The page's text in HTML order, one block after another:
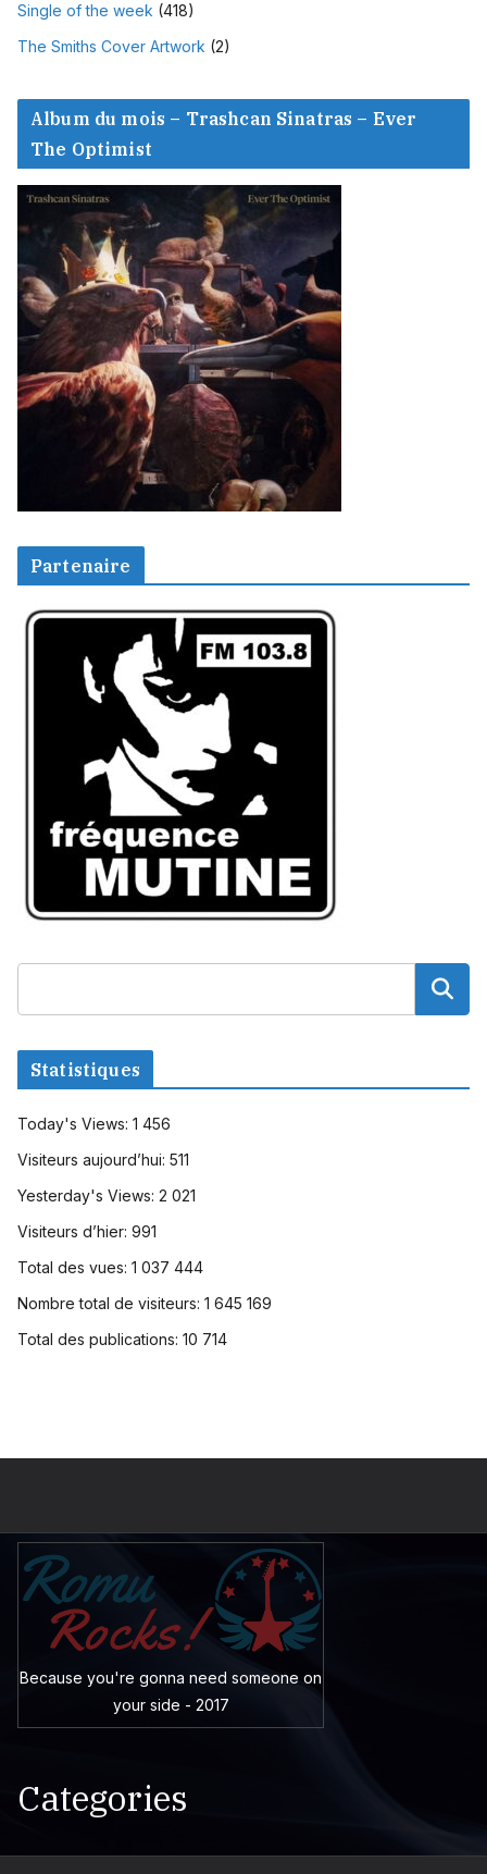
Single of the week (418)
The Smiths Cover Artwork (2)
Album du mois – Trashcan Sinatras – Ever
The Optimist
Partenaire
Statistiques
Today's Views: 1 456
Visiteurs aujourd’hui: 511
Yesterday's Views: 2 021
Visiteurs d’hier: 991
Total des vues: 1 037 444
Nombre total de visiteurs: 1 645 169
Total des publications: 10 714
Because you're gonna need someone on
your side - 2017
Categories